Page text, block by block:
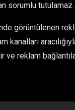
sorumlu tutulamaz.
görüntülenen
reklam